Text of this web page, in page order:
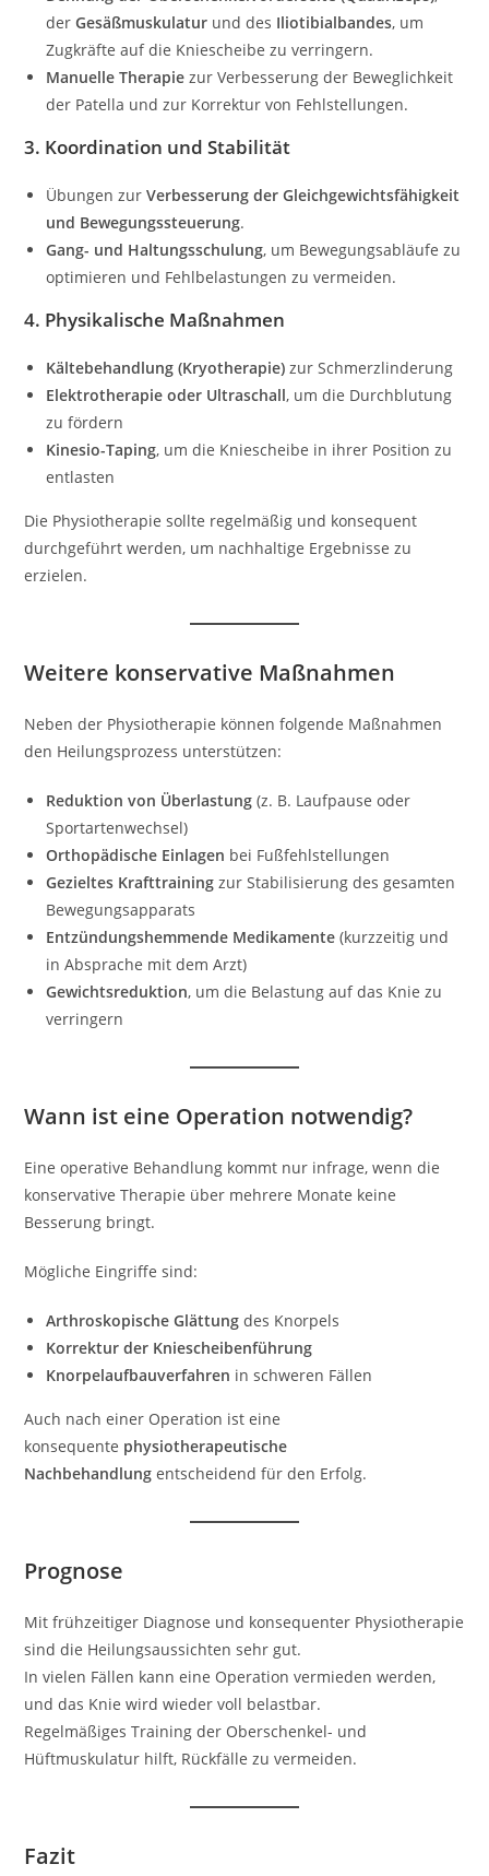
derGesäßmuskulatur und des Iliotibialbandes, um
Zugkräfte auf die Kniescheibe zu verringern.
Manuelle Therapie zur Verbesserung der Beweglichkeit
der Patella und zur Korrektur von Fehlstellungen.
3. Koordination und Stabilität
Übungen zurVerbesserung der Gleichgewichtsfähigkeit
und Bewegungssteuerung.
Gang- und Haltungsschulung, um Bewegungsabläufe zu
optimieren und Fehlbelastungen zu vermeiden.
4. Physikalische Maßnahmen
Kältebehandlung (Kryotherapie) zur Schmerzlinderung
Elektrotherapie oder Ultraschall, um die Durchblutung
zu fördern
Kinesio-Taping, um die Kniescheibe in ihrer Position zu
entlasten
Die Physiotherapie sollte regelmäßig und konsequent
durchgeführt werden, um nachhaltige Ergebnisse zu
erzielen.
Weitere konservative Maßnahmen
Neben der Physiotherapie können folgende Maßnahmen
den Heilungsprozess unterstützen:
Reduktion von Überlastung (z. B. Laufpause oder
Sportartenwechsel)
Orthopädische Einlagen bei Fußfehlstellungen
Gezieltes Krafttraining zur Stabilisierung des gesamten
Bewegungsapparats
Entzündungshemmende Medikamente (kurzzeitig und
in Absprache mit dem Arzt)
Gewichtsreduktion, um die Belastung auf das Knie zu
verringern
Wann ist eine Operation notwendig?
Eine operative Behandlung kommt nur infrage, wenn die
konservative Therapie über mehrere Monate keine
Besserung bringt.
Mögliche Eingriffe sind:
Arthroskopische Glättung des Knorpels
Korrektur der Kniescheibenführung
Knorpelaufbauverfahren in schweren Fällen
Auch nach einer Operation ist eine
konsequente physiotherapeutische
Nachbehandlung entscheidend für den Erfolg.
Prognose
Mit frühzeitiger Diagnose und konsequenter Physiotherapie
sind die Heilungsaussichten sehr gut.
In vielen Fällen kann eine Operation vermieden werden,
und das Knie wird wieder voll belastbar.
Regelmäßiges Training der Oberschenkel- und
Hüftmuskulatur hilft, Rückfälle zu vermeiden.
Fazit